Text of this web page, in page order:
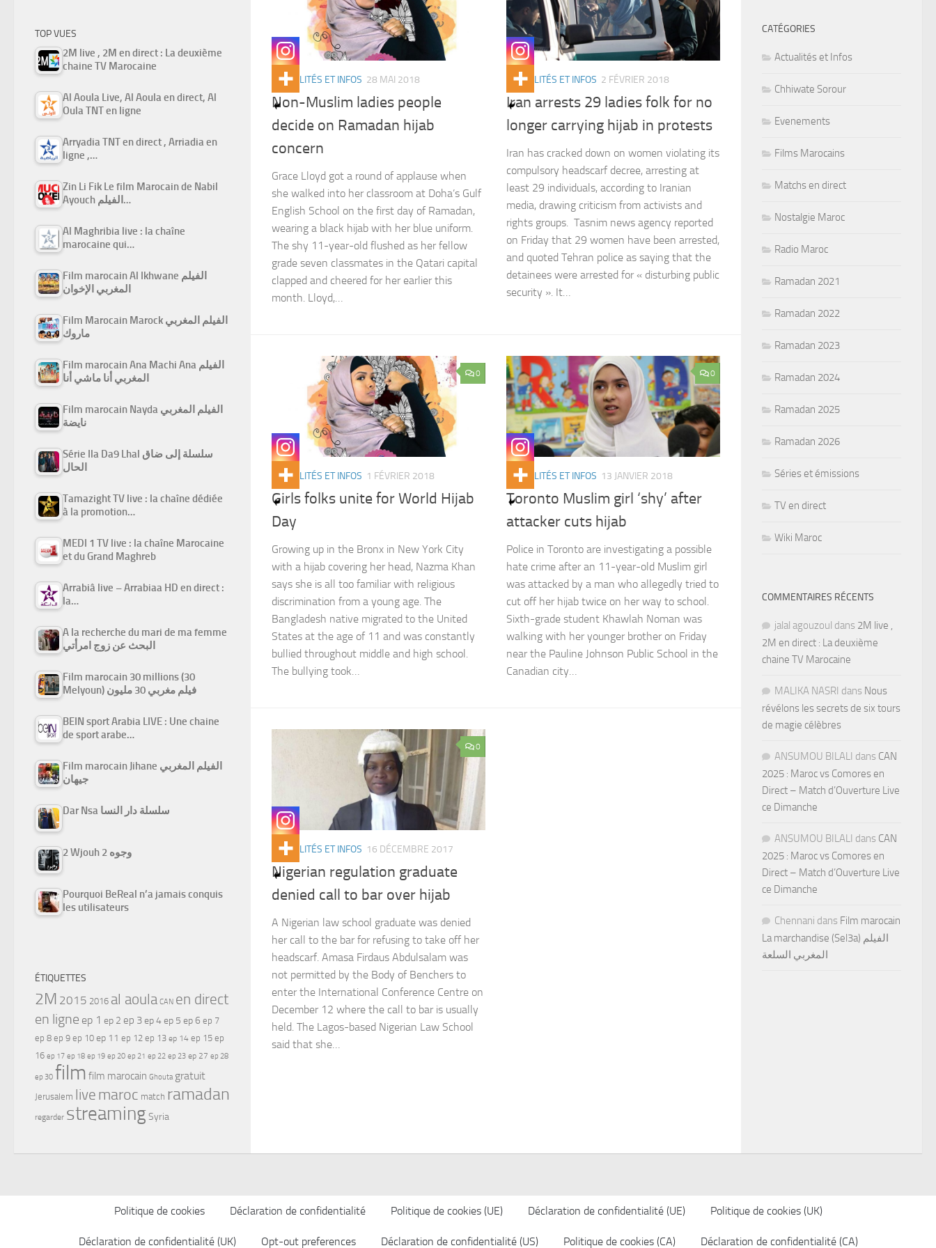
ACTUALITÉS ET INFOS 28 MAI 2018
Non-Muslim ladies people
decide on Ramadan hijab
concern
Grace Lloyd got a round of applause when
she walked into her classroom at Doha’s Gulf
English School on the first day of Ramadan,
wearing a black hijab with her blue uniform.
The shy 11-year-old flushed as her fellow
grade seven classmates in the Qatari capital
clapped and cheered for her earlier this
month. Lloyd,…
ACTUALITÉS ET INFOS 2 FÉVRIER 2018
Iran arrests 29 ladies folk for no
longer carrying hijab in protests
Iran has cracked down on women violating its
compulsory headscarf decree, arresting at
least 29 individuals, according to Iranian
media, drawing criticism from activists and
rights groups. Tasnim news agency reported
on Friday that 29 women have been arrested,
and quoted Tehran police as saying that the
detainees were arrested for « disturbing public
security ». It…
0
ACTUALITÉS ET INFOS 1 FÉVRIER 2018
Girls folks unite for World Hijab
Day
Growing up in the Bronx in New York City
with a hijab covering her head, Nazma Khan
says she is all too familiar with religious
discrimination from a young age. The
Bangladesh native migrated to the United
States at the age of 11 and was constantly
bullied throughout middle and high school.
The bullying took…
0
ACTUALITÉS ET INFOS 13 JANVIER 2018
Toronto Muslim girl ‘shy’ after
attacker cuts hijab
Police in Toronto are investigating a possible
hate crime after an 11-year-old Muslim girl
was attacked by a man who allegedly tried to
cut off her hijab twice on her way to school.
Sixth-grade student Khawlah Noman was
walking with her younger brother on Friday
near the Pauline Johnson Public School in the
Canadian city…
0
ACTUALITÉS ET INFOS 16 DÉCEMBRE 2017
Nigerian regulation graduate
denied call to bar over hijab
A Nigerian law school graduate was denied
her call to the bar for refusing to take off her
headscarf. Amasa Firdaus Abdulsalam was
not permitted by the Body of Benchers to
enter the International Conference Centre on
December 12 where the call to bar is usually
held. The Lagos-based Nigerian Law School
said that she…
TOP VUES
2M live , 2M en direct : La deuxième
chaine TV Marocaine
Al Aoula Live, Al Aoula en direct, Al
Oula TNT en ligne
Arryadia TNT en direct , Arriadia en
ligne ,…
Zin Li Fik Le film Marocain de Nabil
Ayouch الفيلم…
Al Maghribia live : la chaîne
marocaine qui…
Film marocain Al Ikhwane الفيلم
المغربي الإخوان
Film Marocain Marock الفيلم المغربي
ماروك
Film marocain Ana Machi Ana الفيلم
المغربي أنا ماشي أنا
Film marocain Nayda الفيلم المغربي
نايضة
Série Ila Da9 Lhal سلسلة إلى ضاق
الحال
Tamazight TV live : la chaîne dédiée
à la promotion…
MEDI 1 TV live : la chaîne Marocaine
et du Grand Maghreb
Arrabiâ live – Arrabiaa HD en direct :
la…
A la recherche du mari de ma femme
البحث عن زوج امرأتي
Film marocain 30 millions (30
Melyoun) فيلم مغربي 30 مليون
BEIN sport Arabia LIVE : Une chaine
de sport arabe…
Film marocain Jihane الفيلم المغربي
جيهان
Dar Nsa سلسلة دار النسا
2 Wjouh 2 وجوه
Pourquoi BeReal n’a jamais conquis
les utilisateurs
ÉTIQUETTES
2M 2015 2016 al aoula CAN en direct
en ligne ep 1 ep 2 ep 3ep 4ep 5 ep 6 ep 7
ep 8 ep 9 ep 10 ep 11 ep 12 ep 13 ep 14 ep 15 ep
16 ep 17 ep 18 ep 19 ep 20 ep 21 ep 22 ep 23 ep 27 ep 28
ep 30 film film marocain Ghouta gratuit
Jerusalem live maroc match ramadan
regarder streamingSyria
CATÉGORIES
Actualités et Infos
Chhiwate Sorour
Evenements
Films Marocains
Matchs en direct
Nostalgie Maroc
Radio Maroc
Ramadan 2021
Ramadan 2022
Ramadan 2023
Ramadan 2024
Ramadan 2025
Ramadan 2026
Séries et émissions
TV en direct
Wiki Maroc
COMMENTAIRES RÉCENTS
jalal agouzoul dans 2M live ,
2M en direct : La deuxième
chaine TV Marocaine
MALIKA NASRI dans Nous
révélons les secrets de six tours
de magie célèbres
ANSUMOU BILALI dans CAN
2025 : Maroc vs Comores en
Direct – Match d’Ouverture Live
ce Dimanche
ANSUMOU BILALI dans CAN
2025 : Maroc vs Comores en
Direct – Match d’Ouverture Live
ce Dimanche
Chennani dans Film marocain
La marchandise (Sel3a) الفيلم
المغربي السلعة
Politique de cookies Déclaration de confidentialité Politique de cookies (UE) Déclaration de confidentialité (UE) Politique de cookies (UK)
Déclaration de confidentialité (UK) Opt-out preferences Déclaration de confidentialité (US) Politique de cookies (CA) Déclaration de confidentialité (CA)